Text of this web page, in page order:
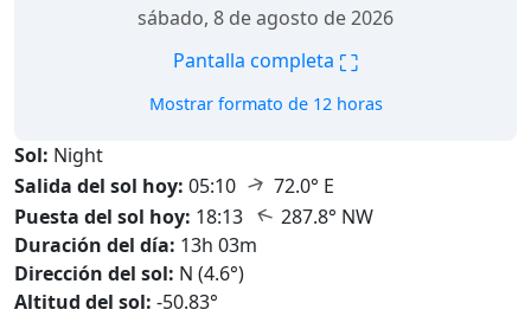
sábado, 8 de agosto de 2026
Pantalla completa ⛶
Mostrar formato de 12 horas
Sol: Night
Salida del sol hoy: 05:10 ↑ 72.0° E
Puesta del sol hoy: 18:13 ↑ 287.8° NW
Duración del día: 13h 03m
Dirección del sol: N (4.6°)
Altitud del sol: -50.83°